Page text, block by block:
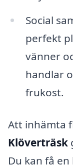
Social
perfekt
vänner
handlar
frukost.
Att inhämta
Klöverträsk
Du kan få